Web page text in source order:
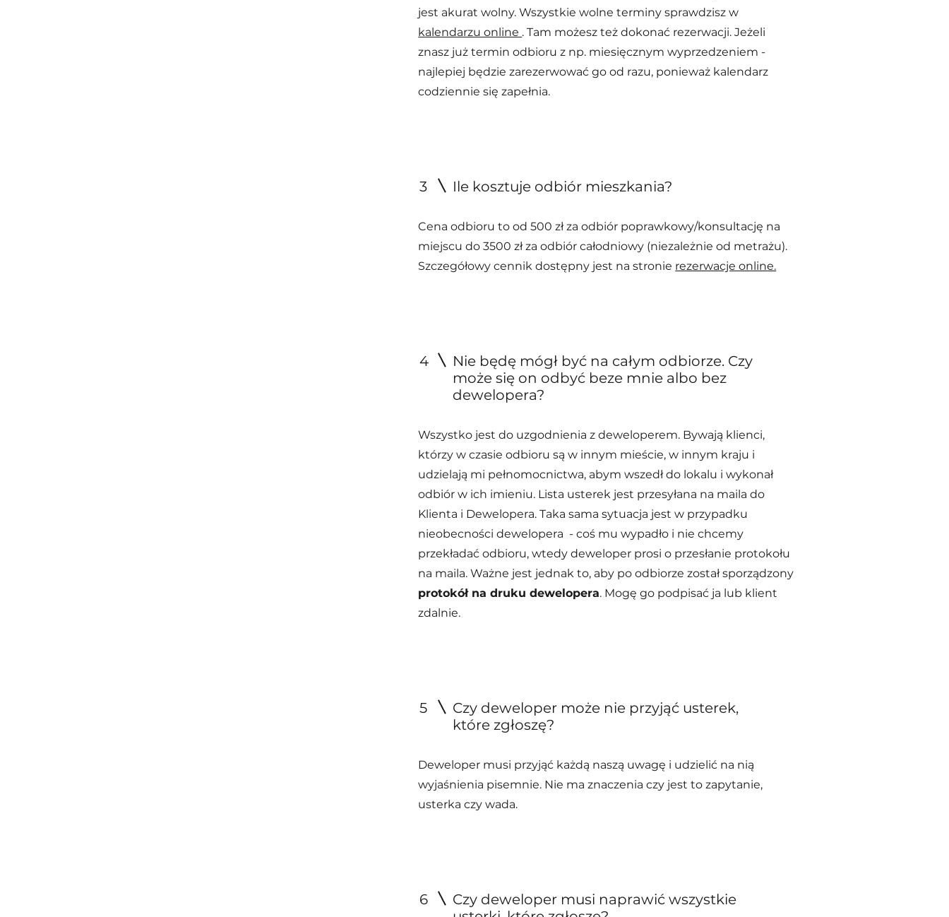
jest akurat wolny. Wszystkie wolne terminy sprawdzisz w
kalendarzu online . Tam możesz też dokonać rezerwacji. Jeżeli
znasz już termin odbioru z np. miesięcznym wyprzedzeniem -
najlepiej będzie zarezerwować go od razu, ponieważ kalendarz
codziennie się zapełnia.
3 Ile kosztuje odbiór mieszkania?
Cena odbioru to od 500 zł za odbiór poprawkowy/konsultację na
miejscu do 3500 zł za odbiór całodniowy (niezależnie od metrażu).
Szczegółowy cennik dostępny jest na stronie rezerwacje online.
4
Nie będę mógł być na całym odbiorze. Czy
może się on odbyć beze mnie albo bez
dewelopera?​
Wszystko jest do uzgodnienia z deweloperem. Bywają klienci,
którzy w czasie odbioru są w innym mieście, w innym kraju i
udzielają mi pełnomocnictwa, abym wszedł do lokalu i wykonał
odbiór w ich imieniu. Lista usterek jest przesyłana na maila do
Klienta i Dewelopera. Taka sama sytuacja jest w przypadku
nieobecności dewelopera - coś mu wypadło i nie chcemy
przekładać odbioru, wtedy deweloper prosi o przesłanie protokołu
na maila. Ważne jest jednak to, aby po odbiorze został sporządzony
protokół na druku dewelopera. Mogę go podpisać ja lub klient
zdalnie.
5
Czy deweloper może nie przyjąć usterek,
które zgłoszę?
Deweloper musi przyjąć każdą naszą uwagę i udzielić na nią
wyjaśnienia pisemnie. Nie ma znaczenia czy jest to zapytanie,
usterka czy wada.
6
Czy deweloper musi naprawić wszystkie